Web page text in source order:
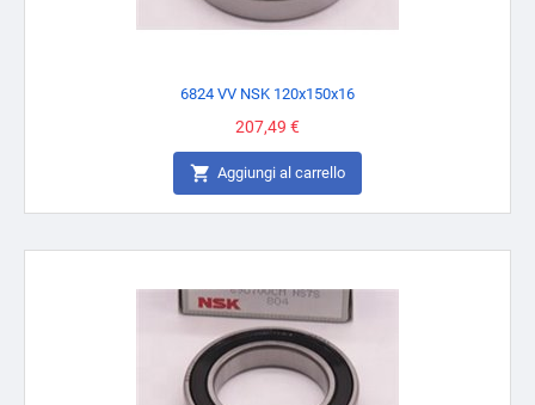
6824 VV NSK 120x150x16
Prezzo
207,49 €
 Aggiungi al carrello